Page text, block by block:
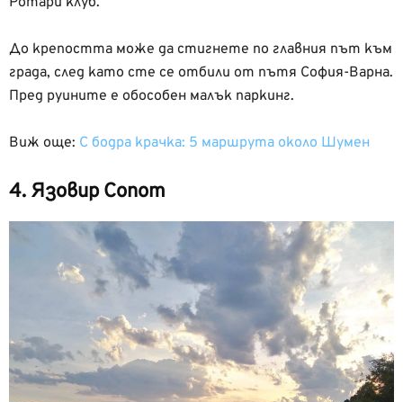
До крепостта може да стигнете по главния път към
града, след като сте се отбили от пътя София-Варна.
Пред руините е обособен малък паркинг.
Виж още: С бодра крачка: 5 маршрута около Шумен
4. Язовир Сопот